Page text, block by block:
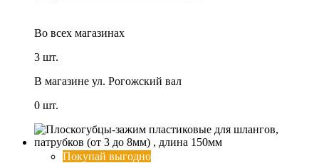
Во всех магазинах
3 шт.
В магазине ул. Рогожский вал
0 шт.
Покупай выгодно